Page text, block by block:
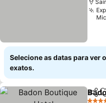
Selecione as datas para ver
exatos.